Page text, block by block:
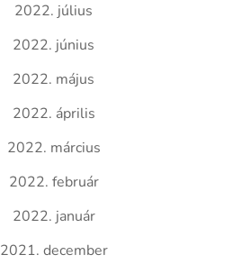
2022. július
2022. június
2022. május
2022. április
2022. március
2022. február
2022. január
2021. december